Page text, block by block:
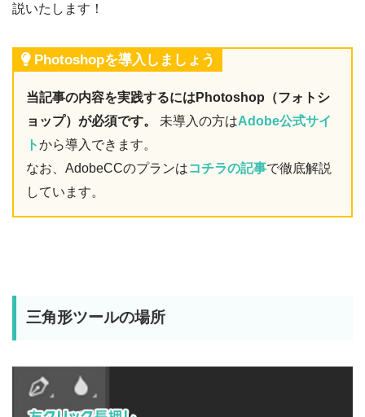
説いたします！
Photoshopを導入しましょう
当記事の内容を実践するにはPhotoshop（フォトシ
ョップ）が必須です。
未導入の方はAdobe公式サイ
トから導入できます。
なお、AdobeCCのプランはコチラの記事で徹底解説
しています。
三角形ツールの場所